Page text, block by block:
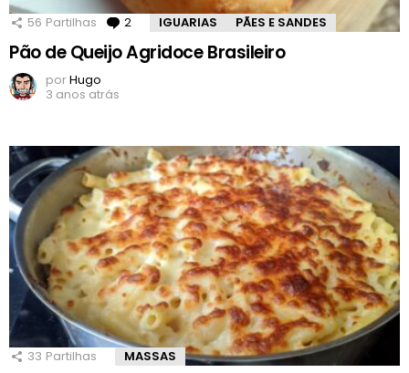
56 Partilhas 2 Comentários
IGUARIAS PÃES E SANDES
Pão de Queijo Agridoce Brasileiro
porHugo
3 anos atrás
33 Partilhas MASSAS